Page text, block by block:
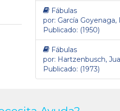
Fábulas
por: García Goyenaga,
Publicado: (1950)
Fábulas
por: Hartzenbusch,
Publicado: (1973)